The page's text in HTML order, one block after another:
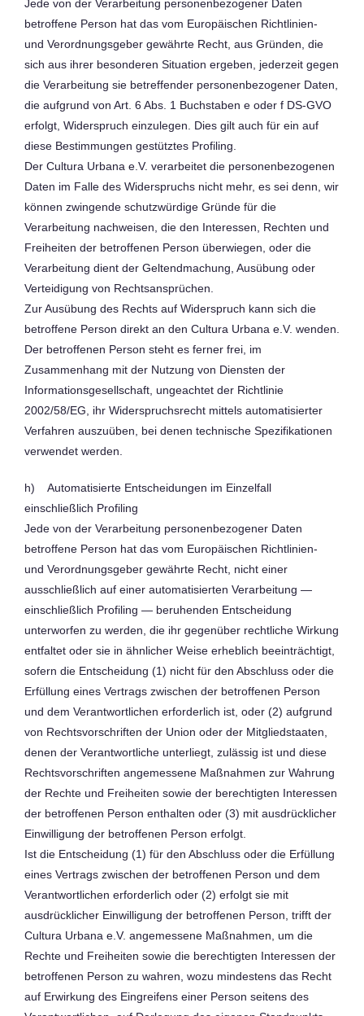
Jede von der Verarbeitung personenbezogener Daten
betroffene Person hat das vom Europäischen Richtlinien-
und Verordnungsgeber gewährte Recht, aus Gründen, die
sich aus ihrer besonderen Situation ergeben, jederzeit gegen
die Verarbeitung sie betreffender personenbezogener Daten,
die aufgrund von Art. 6 Abs. 1 Buchstaben e oder f DS-GVO
erfolgt, Widerspruch einzulegen. Dies gilt auch für ein auf
diese Bestimmungen gestütztes Profiling.
Der Cultura Urbana e.V. verarbeitet die personenbezogenen
Daten im Falle des Widerspruchs nicht mehr, es sei denn, wir
können zwingende schutzwürdige Gründe für die
Verarbeitung nachweisen, die den Interessen, Rechten und
Freiheiten der betroffenen Person überwiegen, oder die
Verarbeitung dient der Geltendmachung, Ausübung oder
Verteidigung von Rechtsansprüchen.
Zur Ausübung des Rechts auf Widerspruch kann sich die
betroffene Person direkt an den Cultura Urbana e.V. wenden.
Der betroffenen Person steht es ferner frei, im
Zusammenhang mit der Nutzung von Diensten der
Informationsgesellschaft, ungeachtet der Richtlinie
2002/58/EG, ihr Widerspruchsrecht mittels automatisierter
Verfahren auszuüben, bei denen technische Spezifikationen
verwendet werden.
h) Automatisierte Entscheidungen im Einzelfall
einschließlich Profiling
Jede von der Verarbeitung personenbezogener Daten
betroffene Person hat das vom Europäischen Richtlinien-
und Verordnungsgeber gewährte Recht, nicht einer
ausschließlich auf einer automatisierten Verarbeitung —
einschließlich Profiling — beruhenden Entscheidung
unterworfen zu werden, die ihr gegenüber rechtliche Wirkung
entfaltet oder sie in ähnlicher Weise erheblich beeinträchtigt,
sofern die Entscheidung (1) nicht für den Abschluss oder die
Erfüllung eines Vertrags zwischen der betroffenen Person
und dem Verantwortlichen erforderlich ist, oder (2) aufgrund
von Rechtsvorschriften der Union oder der Mitgliedstaaten,
denen der Verantwortliche unterliegt, zulässig ist und diese
Rechtsvorschriften angemessene Maßnahmen zur Wahrung
der Rechte und Freiheiten sowie der berechtigten Interessen
der betroffenen Person enthalten oder (3) mit ausdrücklicher
Einwilligung der betroffenen Person erfolgt.
Ist die Entscheidung (1) für den Abschluss oder die Erfüllung
eines Vertrags zwischen der betroffenen Person und dem
Verantwortlichen erforderlich oder (2) erfolgt sie mit
ausdrücklicher Einwilligung der betroffenen Person, trifft der
Cultura Urbana e.V. angemessene Maßnahmen, um die
Rechte und Freiheiten sowie die berechtigten Interessen der
betroffenen Person zu wahren, wozu mindestens das Recht
auf Erwirkung des Eingreifens einer Person seitens des